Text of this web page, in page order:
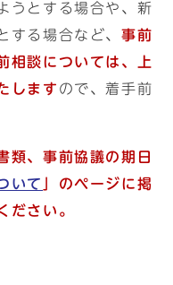
うとする場合や、新
する場合など、 事前
相談については、上
します ので、着手前
類、事前協議の期日
いて
」のページに掲
ださい。